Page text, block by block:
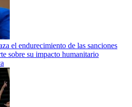
el endurecimiento de las sanciones
sobre su impacto humanitario